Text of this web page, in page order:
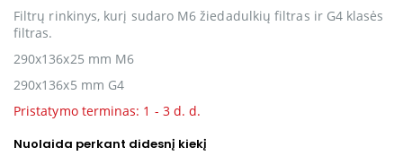
Filtrų rinkinys, kurį sudaro M6 žiedadulkių filtras ir G4 klasės
filtras.
290x136x25 mm M6
290x136x5 mm G4
Pristatymo terminas: 1 - 3 d. d.
Nuolaida perkant didesnį kiekį